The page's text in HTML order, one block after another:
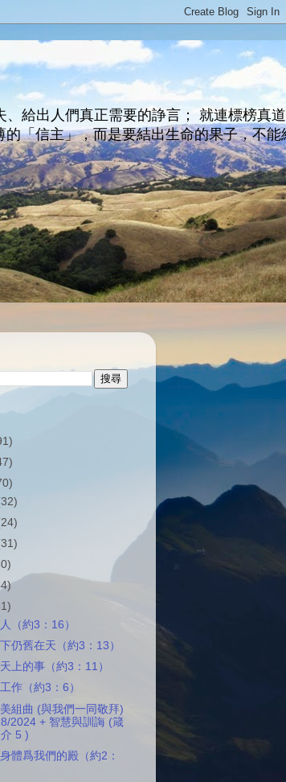
給出人們真正需要的諍言； 就連標榜真
「信主」，而是要結出生命的果子，不能
（約3：16）
仍舊在天（約3：13）
上的事（約3：11）
作（約3：6）
組曲 (與我們一同敬拜)
2024 + 智慧與訓誨 (箴
5 )
體爲我們的殿（約2：